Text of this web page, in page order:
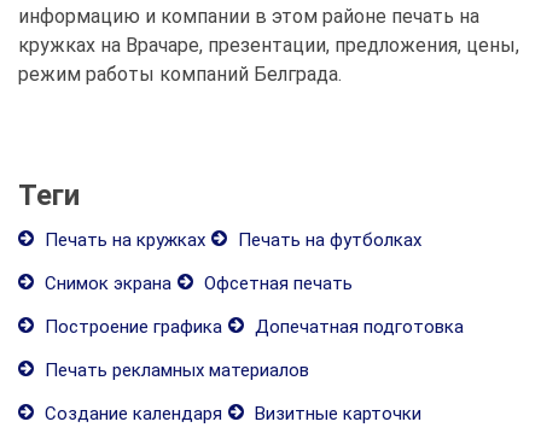
информацию и компании в этом районе печать на
кружках на Врачаре, презентации, предложения, цены,
режим работы компаний Белграда.
Теги
Печать на кружках
Печать на футболках
Снимок экрана
Офсетная печать
Построение графика
Допечатная подготовка
Печать рекламных материалов
Создание календаря
Визитные карточки